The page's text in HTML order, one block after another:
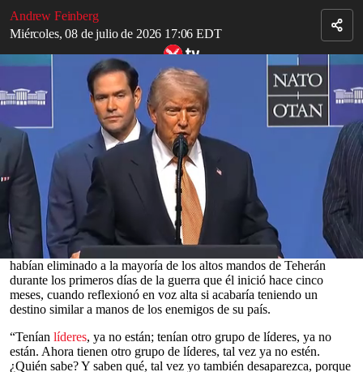
Andrew Feinberg
Miércoles, 08 de julio de 2026 17:06 EDT
seconds
seconds
Trump dice que está en lo más alto de la “lista de personas a
eliminar” de Irán: “Son escoria”
El presidente
Donald Trumpafirmó el miércoles que sigue siendo
blanco de un intento de asesinato por parte de
Irán
. Así concluyó
una jornada frenética en la cumbre de la Organización del Tratado
del Atlántico Norte (
OTAN ) en Ankara: el acuerdo de
alto el fuego
Teherán
quedó en ruinas y los precios del petróleo se
dispararon en todo el mundo.
Trumples contaba a los periodistas cómo Estados Unidos e
Israel
habían eliminado a la mayoría de los altos mandos de Teherán
durante los primeros días de la guerra que él inició hace cinco
meses, cuando reflexionó en voz alta si acabaría teniendo un
destino similar a manos de los enemigos de su país.
“Tenían líderes, ya no están; tenían otro grupo de líderes, ya no
están. Ahora tienen otro grupo de líderes, tal vez ya no estén.
¿Quién sabe? Y saben qué, tal vez yo también desaparezca, porque